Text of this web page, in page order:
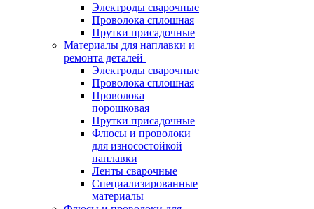
Электроды сварочные
Проволока сплошная
Прутки присадочные
Материалы для наплавки и
ремонта деталей
Электроды сварочные
Проволока сплошная
Проволока
порошковая
Прутки присадочные
Флюсы и проволоки
для износостойкой
наплавки
Ленты сварочные
Специализированные
материалы